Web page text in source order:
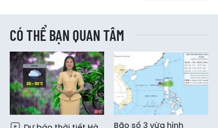
CÓ THỂ BẠN QUAN TÂM
Bão số 3 vừa hình